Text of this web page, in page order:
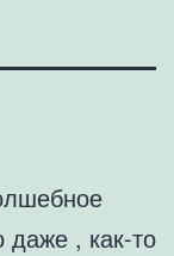
даже , как-то